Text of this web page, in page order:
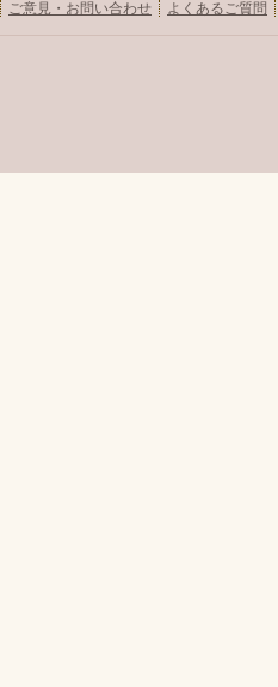
ご意見・お問い合わせ よくあるご質問